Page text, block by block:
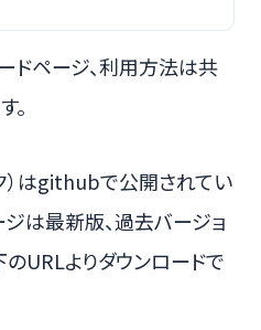
ドページ、利用方法は共
。
）はgithubで公開されてい
ジは最新版、過去バージョ
URLよりダウンロードで